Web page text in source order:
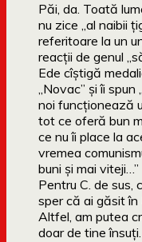
Păi, da. Toată
nu zice „al naibii
referitoare la un
reacții de genul
Ede cîștigă
„Novac” și îi
noi funcționează
tot ce oferă bun
ce nu îi place la
vremea
buni și mai viteji…”
Pentru C. de sus,
sper că ai găsit
Altfel, am putea
doar de tine însuți.